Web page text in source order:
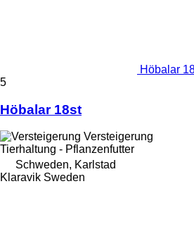
Höbalar
5
Höbalar 18st
Versteigerung
Tierhaltung - Pflanzenfutter
Schweden, Karlstad
Klaravik Sweden